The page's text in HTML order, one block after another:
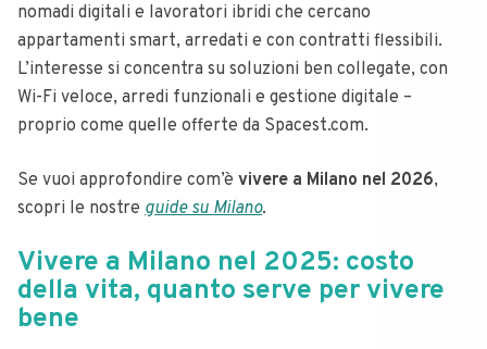
nomadi digitali e lavoratori ibridi che cercano
appartamenti smart, arredati e con contratti flessibili.
L’interesse si concentra su soluzioni ben collegate, con
Wi-Fi veloce, arredi funzionali e gestione digitale –
proprio come quelle offerte da Spacest.com.
Se vuoi approfondire com’è vivere a Milano nel 2026,
scopri le nostre guide su Milano.
Vivere a Milano nel 2025: costo
della vita, quanto serve per vivere
bene